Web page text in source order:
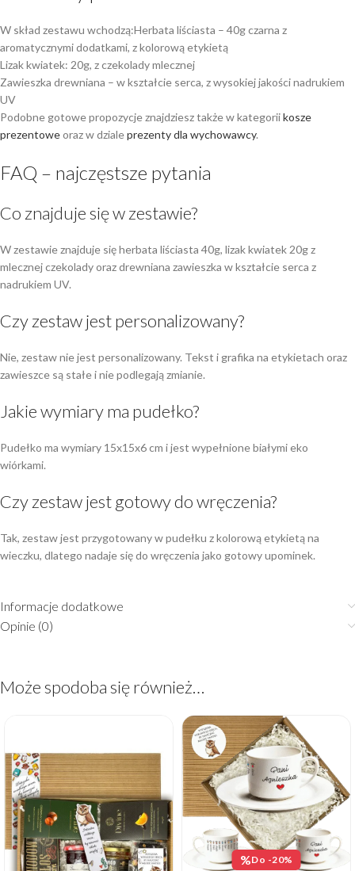
W skład zestawu wchodzą:Herbata liściasta – 40g czarna z
aromatycznymi dodatkami, z kolorową etykietą
Lizak kwiatek: 20g, z czekolady mlecznej
Zawieszka drewniana – w kształcie serca, z wysokiej jakości nadrukiem
UV
Podobne gotowe propozycje znajdziesz także w kategoriikosze
prezentoweoraz w dzialeprezenty dla wychowawcy.
FAQ – najczęstsze pytania
Co znajduje się w zestawie?
W zestawie znajduje się herbata liściasta 40g, lizak kwiatek 20g z
mlecznej czekolady oraz drewniana zawieszka w kształcie serca z
nadrukiem UV.
Czy zestaw jest personalizowany?
Nie, zestaw nie jest personalizowany. Tekst i grafika na etykietach oraz
zawieszce są stałe i nie podlegają zmianie.
Jakie wymiary ma pudełko?
Pudełko ma wymiary 15x15x6 cm i jest wypełnione białymi eko
wiórkami.
Czy zestaw jest gotowy do wręczenia?
Tak, zestaw jest przygotowany w pudełku z kolorową etykietą na
wieczku, dlatego nadaje się do wręczenia jako gotowy upominek.
Informacje dodatkowe
Opinie (0)
Może spodoba się również…
%Do -20%